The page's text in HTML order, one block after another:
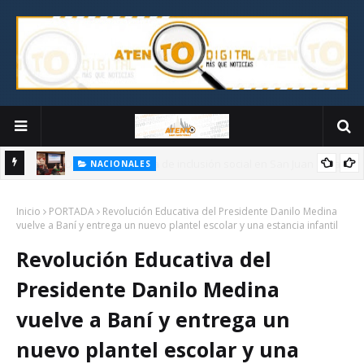
NACIONALES
diáspora de San Cristóbal en Nueva York
Inicio PORTADA
Revolución Educativa del Presidente Danilo Medina
vuelve a Baní y entrega un nuevo plantel escolar y una estancia infantil
Revolución Educativa del
Presidente Danilo Medina
vuelve a Baní y entrega un
nuevo plantel escolar y una